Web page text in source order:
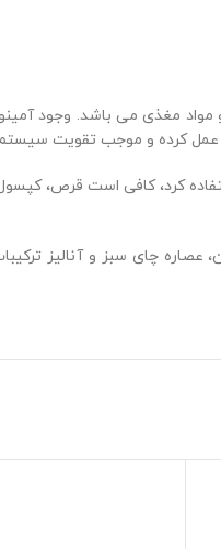
مواد مغذی می باشد. وجود
کرد، کافی است قرص،